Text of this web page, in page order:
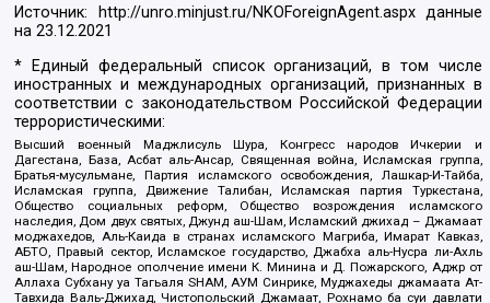
Источник: http://unro.minjust.ru/NKOForeignAgent.aspxданные
на23.12.2021
* Единый федеральный список организаций, в том числе
иностранных и международных организаций, признанных в
соответствии с законодательством Российской Федерации
террористическими:
Высший военный Маджлисуль Шура, Конгресс народов Ичкерии и
Дагестана, База, Асбат аль-Ансар, Священная война, Исламская группа,
Братья-мусульмане, Партия исламского освобождения, Лашкар-И-Тайба,
Исламская группа, Движение Талибан, Исламская партия Туркестана,
Общество социальных реформ, Общество возрождения исламского
наследия, Дом двух святых, Джунд аш-Шам, Исламский джихад – Джамаат
моджахедов, Аль-Каида в странах исламского Магриба, Имарат Кавказ,
АБТО, Правый сектор, Исламское государство, Джабха аль-Нусра ли-Ахль
аш-Шам, Народное ополчение имени К. Минина и Д. Пожарского, Аджр от
Аллаха Субхану уа Тагьаля SHAM, АУМ Синрике, Муджахеды джамаата Ат-
Тавхида Валь-Джихад, Чистопольский Джамаат, Рохнамо ба суи давлати